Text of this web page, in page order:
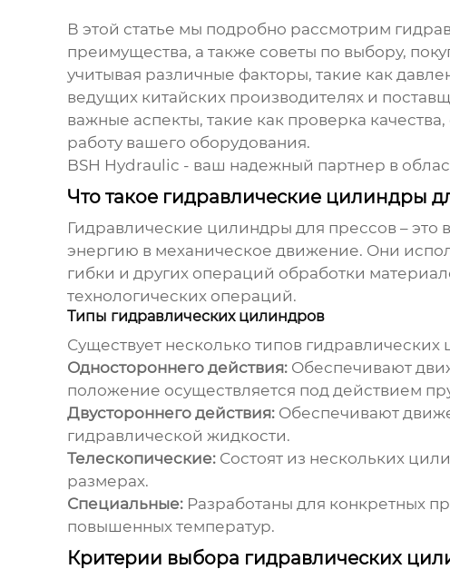
В этой статье мы подробно рассмотрим
преимущества, а также советы по выбору,
учитывая различные факторы, такие как
ведущих китайских производителях и
важные аспекты, такие как проверка
работу вашего оборудования.
BSH Hydraulic - ваш надежный партнер в
Что такое гидравлические цилиндры
Гидравлические цилиндры для прессов– это
энергию в механическое движение. Они
гибки и других операций обработки
технологических операций.
Типы гидравлических цилиндров
Существует несколько типов гидравлических
Одностороннего действия:Обеспечивают
положение осуществляется под действием
Двустороннего действия:Обеспечивают
гидравлической жидкости.
Телескопические:Состоят из нескольких
размерах.
Специальные:Разработаны для конкретных
повышенных температур.
Критерии выбора гидравлических